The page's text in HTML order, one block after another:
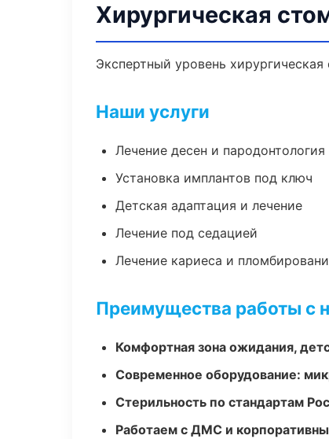
Хирургическая
Экспертный уровень
Наши услуги
Лечение десен и пародонтология
Установка имплантов под ключ
Детская адаптация и лечение
Лечение под седацией
Лечение кариеса и
Преимущества работы с
Комфортная зона ожидания,
Современное оборудование:
Стерильность по стандартам
Работаем с ДМС и